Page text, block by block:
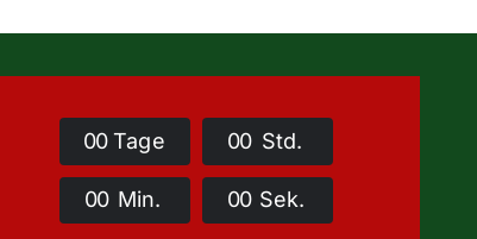
00Tage 00 Std.
00 Min. 00 Sek.